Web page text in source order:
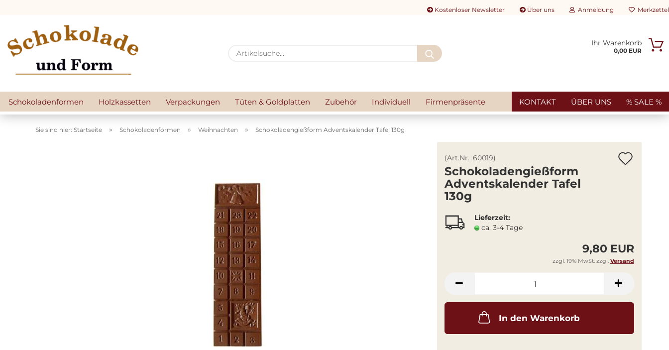
Kostenloser Newsletter Über uns Anmeldung
Passwort vergessen?
Merkzettel
Artikelsuche...
Ihr Warenkorb
0,00 EUR
Schokoladenformen Holzkassetten Verpackungen Tüten & Goldplatten Zubehör Individuell Firmenpräsente KONTAKT ÜBER UNS % SALE %
Sie sind hier: Startseite » Schokoladenformen » Weihnachten » Schokoladengießform Adventskalender Tafel 130g
(Art.Nr.: 60019)
Schokoladengießform
Adventskalender Tafel
130g
Lieferzeit:
ca. 3-4 Tage
9,80 EUR
zzgl. 19% MwSt. zzgl. Versand
In den Warenkorb